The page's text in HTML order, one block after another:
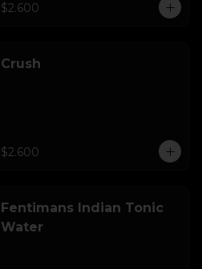
$2.600
Crush
$2.600
Fentimans Indian Tonic
Water